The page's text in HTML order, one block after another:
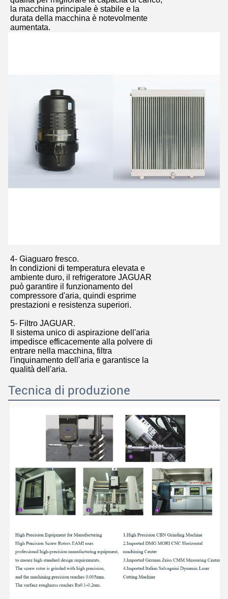
Lasciate un messaggio
Ti richiameremo presto!
la macchina principale è stabile e la
durata della macchina è notevolmente
aumentata.
4- Giaguaro fresco.
In condizioni di temperatura elevata e
ambiente duro, il refrigeratore JAGUAR
può garantire il funzionamento del
compressore d'aria, quindi esprime
prestazioni e resistenza superiori.
5- Filtro JAGUAR.
Il sistema unico di aspirazione dell'aria
impedisce efficacemente alla polvere di
entrare nella macchina, filtra
l'inquinamento dell'aria e garantisce la
qualità dell'aria.
Tecnica di produzione